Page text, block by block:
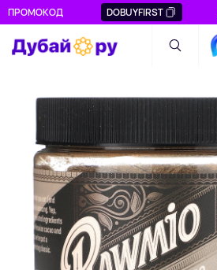
ПРОМОКОД DOBUYFIRST